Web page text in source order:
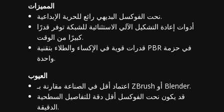
المميزات
نحت الفوكسل البديهي رائع للحرية الإبداعية.
أدوات إعادة التشكيل الآلي الاستثنائية للشبكة توفر قدرًا
كبيرًا من الوقت.
قدرات قوية في الإكساء والطلاء بتقنية PBR في حزمة
واحدة.
العيوب
اعتماد أقل في الصناعة مقارنة بـ ZBrush أو Blender.
قد يكون نحت الفوكسل أقل دقة للتفاصيل السطحية
الدقيقة.